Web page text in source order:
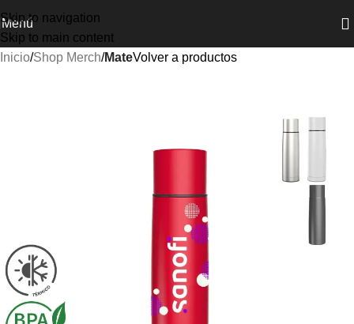
Skip to navigation
Skip to main content
Menú
Inicio Shop Merch MateVolver a productos